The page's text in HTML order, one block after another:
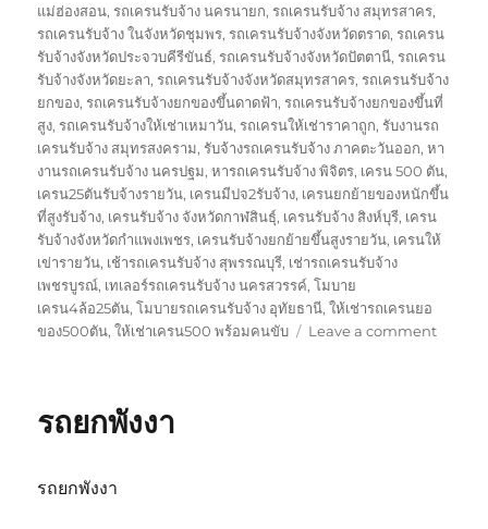
แม่ฮ่องสอน,รถเครนรับจ้าง นครนายก,รถเครนรับจ้าง สมุทรสาคร,
รถเครนรับจ้าง ในจังหวัดชุมพร,รถเครนรับจ้างจังหวัดตราด,รถเครน
รับจ้างจังหวัดประจวบคีรีขันธ์,รถเครนรับจ้างจังหวัดปัตตานี,รถเครน
รับจ้างจังหวัดยะลา,รถเครนรับจ้างจังหวัดสมุทรสาคร,รถเครนรับจ้าง
ยกของ,รถเครนรับจ้างยกของขึ้นดาดฟ้า,รถเครนรับจ้างยกของขึ้นที่
สูง,รถเครนรับจ้างให้เช่าเหมาวัน,รถเครนให้เช่าราคาถูก,รับงานรถ
เครนรับจ้าง สมุทรสงคราม,รับจ้างรถเครนรับจ้าง ภาคตะวันออก,หา
งานรถเครนรับจ้าง นครปฐม,หารถเครนรับจ้าง พิจิตร, เครน 500 ตัน,
เครน25ตันรับจ้างรายวัน, เครนมีปจ2รับจ้าง, เครนยกย้ายของหนักขึ้น
ที่สูงรับจ้าง, เครนรับจ้าง จังหวัดกาฬสินธุ์, เครนรับจ้าง สิงห์บุรี, เครน
รับจ้างจังหวัดกำแพงเพชร, เครนรับจ้างยกย้ายขึ้นสูงรายวัน, เครนให้
เข่ารายวัน, เช้ารถเครนรับจ้าง สุพรรณบุรี, เช่ารถเครนรับจ้าง
เพชรบูรณ์, เทเลอร์รถเครนรับจ้าง นครสวรรค์,โมบาย
เครน4ล้อ25ตัน,โมบายรถเครนรับจ้าง อุทัยธานี,ให้เช่ารถเครนยอ
ของ500ตัน,ให้เช่าเครน500 พร้อมคนขับ Leave a commenton
รถยกพังงา
รถยกพังงา